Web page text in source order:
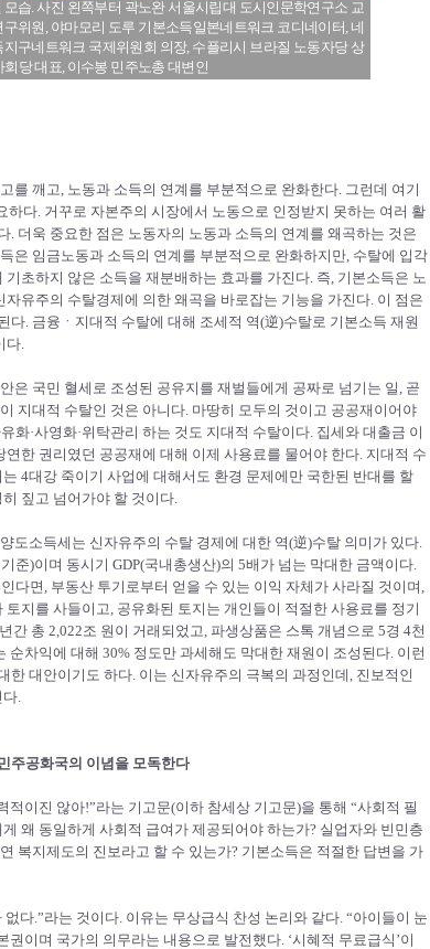
습. 사진 왼쪽부터 곽노완 서울시립대 도시인문학연구소 교
위원, 야마모리 도루 기본소득일본네트워크 코디네이터, 네
구네트워크 국제위원회 의장, 수플리시 브라질 노동자당 상
당 대표, 이수봉 민주노총 대변인
를 깨고, 노동과 소득의 연계를 부분적으로 완화한다. 그런데 여기
하다. 거꾸로 자본주의 시장에서 노동으로 인정받지 못하는 여러 활
더욱 중요한 점은 노동자의 노동과 소득의 연계를 왜곡하는 것은
은 임금노동과 소득의 연계를 부분적으로 완화하지만, 수탈에 입각
초하지 않은 소득을 재분배하는 효과를 가진다. 즉, 기본소득은 노
유주의 수탈경제에 의한 왜곡을 바로잡는 기능을 가진다. 이 점은
. 금융ㆍ지대적 수탈에 대해 조세적 역(逆)수탈로 기본소득 재원
다.
은 국민 혈세로 조성된 공유지를 재벌들에게 공짜로 넘기는 일, 곧
지대적 수탈인 것은 아니다. 마땅히 모두의 것이고 공공재이어야
화·사영화·위탁관리 하는 것도 지대적 수탈이다. 집세와 대출금 이
한 권리였던 공공재에 대해 이제 사용료를 물어야 한다. 지대적 수
4대강 죽이기 사업에 대해서도 환경 문제에만 국한된 반대를 할
짚고 넘어가야 할 것이다.
도소득세는 신자유주의 수탈 경제에 대한 역(逆)수탈 의미가 있다.
준)이며 동시기 GDP(국내총생산)의 5배가 넘는 막대한 금액이다.
다면, 부동산 투기로부터 얻을 수 있는 이익 자체가 사라질 것이며,
지를 사들이고, 공유화된 토지는 개인들이 적절한 사용료를 정기
간 총 2,022조 원이 거래되었고, 파생상품은 스톡 개념으로 5경 4천
차익에 대해 30% 정도만 과세해도 막대한 재원이 조성된다. 이런
대안이기도 하다. 이는 신자유주의 극복의 과정인데, 진보적인
.
주공화국의 이념을 모독한다
이진 않아!”라는 기고문(이하 참세상 기고문)을 통해 “사회적 필
왜 동일하게 사회적 급여가 제공되어야 하는가? 실업자와 빈민층
복지제도의 진보라고 할 수 있는가? 기본소득은 적절한 답변을 가
다.”라는 것이다. 이유는 무상급식 찬성 논리와 같다. “아이들이 눈
이며 국가의 의무라는 내용으로 발전했다. ‘시혜적 무료급식’이